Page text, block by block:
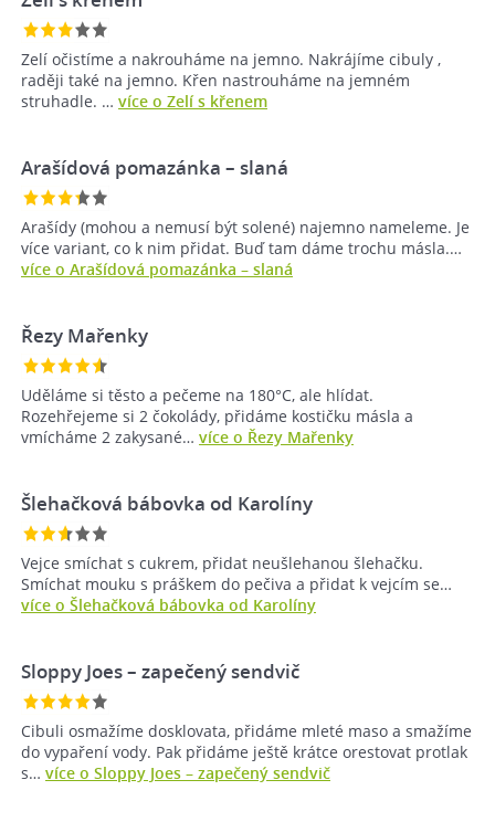
Zelí očistíme a nakrouháme na jemno. Nakrájíme cibuly ,
raději také na jemno. Křen nastrouháme na jemném
struhadle. … více o Zelí s křenem
Arašídová pomazánka – slaná
Arašídy (mohou a nemusí být solené) najemno nameleme. Je
více variant, co k nim přidat. Buď tam dáme trochu másla.…
více o Arašídová pomazánka – slaná
Řezy Mařenky
Uděláme si těsto a pečeme na 180°C, ale hlídat.
Rozehřejeme si 2 čokolády, přidáme kostičku másla a
vmícháme 2 zakysané… více o Řezy Mařenky
Šlehačková bábovka od Karolíny
Vejce smíchat s cukrem, přidat neušlehanou šlehačku.
Smíchat mouku s práškem do pečiva a přidat k vejcím se…
více o Šlehačková bábovka od Karolíny
Sloppy Joes – zapečený sendvič
Cibuli osmažíme dosklovata, přidáme mleté maso a smažíme
do vypaření vody. Pak přidáme ještě krátce orestovat protlak
s… více o Sloppy Joes – zapečený sendvič